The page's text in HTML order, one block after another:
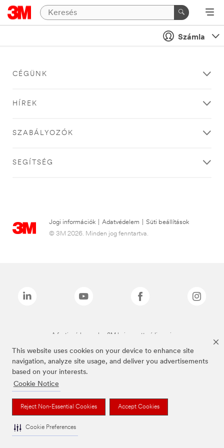
This website uses cookies on your device to enhance site
navigation, analyze site usage, and deliver you advertisements
based on your interests.
Cookie Notice
Reject Non-Essential Cookies Accept Cookies
Cookie Preferences
Számla
CÉGÜNK
HÍREK
SZABÁLYOZÓK
SEGÍTSÉG
Jogi információk Adatvédelem
Süti beállítások
© 3M 2026. Minden jog fenntartva.
A fenti márkanevek a 3M bejegyzett védjegyei.